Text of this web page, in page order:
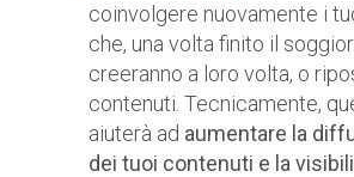
coinvolgere nuovamente i
che, una volta finito il
creeranno a loro volta, o
contenuti. Tecnicamente,
aiuterà ad aumentare la
dei tuoi contenuti e la